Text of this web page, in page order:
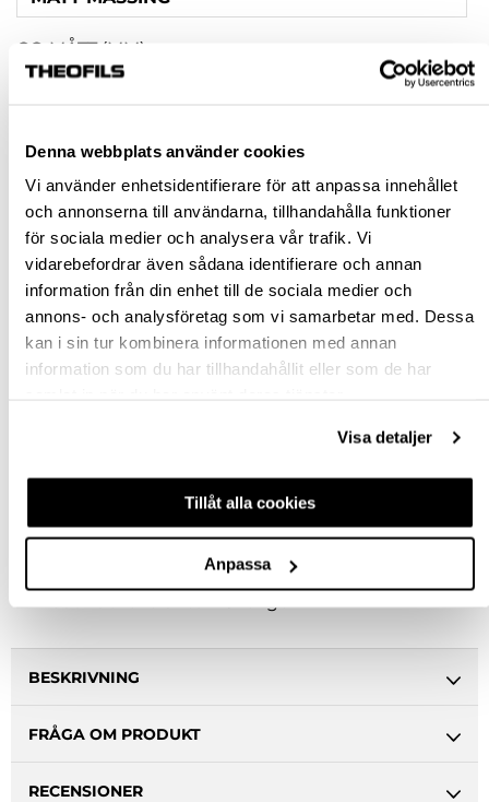
Denna webbplats använder cookies
Vi använder enhetsidentifierare för att anpassa innehållet
och annonserna till användarna, tillhandahålla funktioner
för sociala medier och analysera vår trafik. Vi
vidarebefordrar även sådana identifierare och annan
information från din enhet till de sociala medier och
annons- och analysföretag som vi samarbetar med. Dessa
kan i sin tur kombinera informationen med annan
information som du har tillhandahållit eller som de har
Visa detaljer
Tillåt alla cookies
Anpassa
CC-MÅTT (MM)
128
SKRUV INGÅR
NEJ
Rensa val
VÄLJ VARIANT
Snabba leveranser
BESKRIVNING
FRÅGA OM PRODUKT
RECENSIONER